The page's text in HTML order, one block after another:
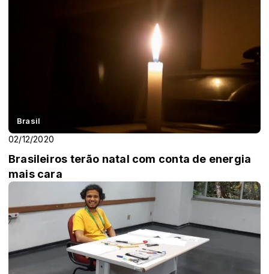
Brasil
02/12/2020
Brasileiros terão natal com conta de energia
mais cara